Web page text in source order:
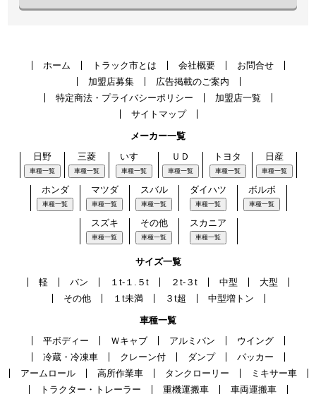
ホーム トラック市とは 会社概要
お問合せ
加盟店募集
広告掲載のご案内
特定商法・プライバシーポリシー
加盟店一覧
サイトマップ
メーカー一覧
日野
車種一覧
三菱
車種一覧
いすゞ
車種一覧
ＵＤ
車種一覧
トヨタ
車種一覧
日産
車種一覧
ホンダ
車種一覧
マツダ
車種一覧
スバル
車種一覧
ダイハツ
車種一覧
ボルボ
車種一覧
スズキ
車種一覧
その他
車種一覧
スカニア
車種一覧
サイズ一覧
軽
バン １t-１.５t ２t-３t 中型
大型
その他
１t未満 ３t超 中型増トン
車種一覧
平ボディー
Ｗキャブ アルミバン
ウイング
冷蔵・冷凍車
クレーン付 ダンプ
パッカー
アームロール
高所作業車 タンクローリー
ミキサー車
トラクター・トレーラー
重機運搬車
車両運搬車